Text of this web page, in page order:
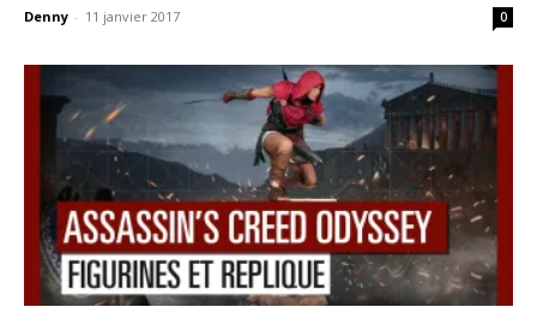
Denny - 11 janvier 2017 0